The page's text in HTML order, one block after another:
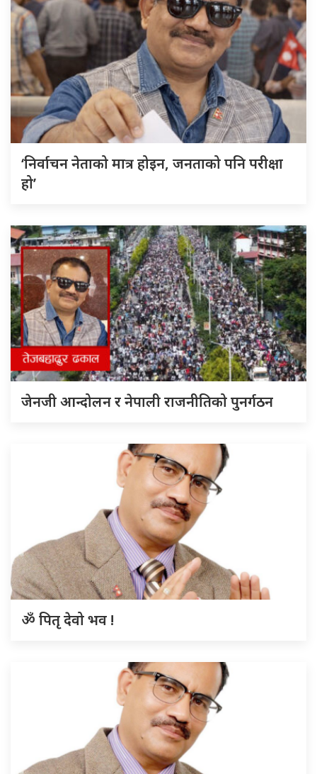
‘निर्वाचन नेताको मात्र होइन, जनताको पनि परीक्षा
हो’
जेनजी आन्दोलन र नेपाली राजनीतिको पुनर्गठन
ॐ पितृ देवो भव !